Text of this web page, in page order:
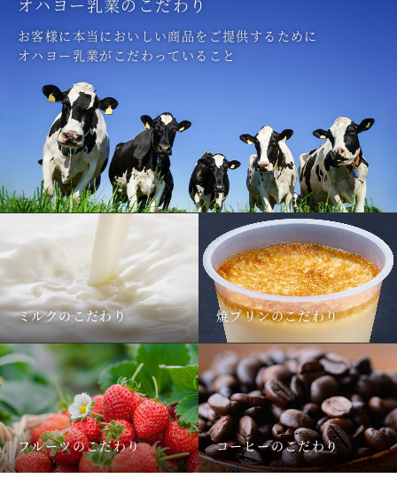
オハヨー乳業のこだわり
お客様に本当においしい商品をご提供するために
オハヨー乳業がこだわっていること
ミルクのこだわり 焼プリンのこだわり
フルーツのこだわり コーヒーのこだわり